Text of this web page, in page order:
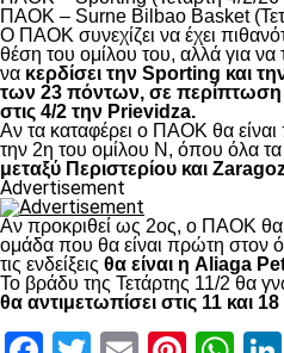
ΠΑΟΚ – Surne Bilbao Basket
Ο ΠΑΟΚ συνεχίζει να έχει
θέση του ομίλου του, αλλά για να
να κερδίσει την Sporting και
των 23 πόντων, σε περίπτωση
στις 4/2 την Prievidza.
Αν τα καταφέρει ο ΠΑΟΚ θα είναι
την 2η του ομίλου Ν, όπου όλα
μεταξύ Περιστερίου και
Advertisement
Αν προκριθεί ως 2ος, ο ΠΑΟΚ θα
ομάδα που θα είναι πρώτη στον
τις ενδείξεις θα είναι η Aliaga
Το βράδυ της Τετάρτης 11/2 θα
θα αντιμετωπίσει στις 11 και